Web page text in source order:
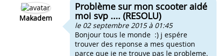
Makadem
Problème sur mon scooter aidé
moi svp .... (RESOLU)
le 02 septembre 2015 à 01:45
Bonjour tous le monde :) j espére
trouver des reponse a mes question
parce que je ne trouve pas le probleme.